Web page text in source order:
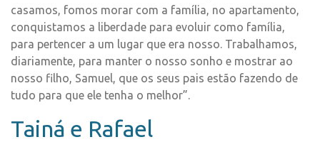
casamos, fomos morar com a família, no apartamento,
conquistamos a liberdade para evoluir como família,
para pertencer a um lugar que era nosso. Trabalhamos,
diariamente, para manter o nosso sonho e mostrar ao
nosso filho, Samuel, que os seus pais estão fazendo de
tudo para que ele tenha o melhor”.
Tainá e Rafael